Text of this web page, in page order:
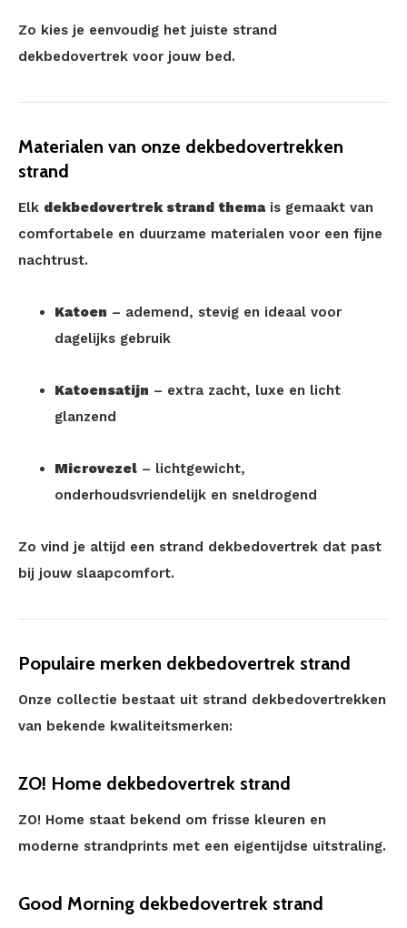
Zo kies je eenvoudig het juiste strand
dekbedovertrek voor jouw bed.
Materialen van onze dekbedovertrekken
strand
Elk dekbedovertrek strand themais gemaakt van
comfortabele en duurzame materialen voor een fijne
nachtrust.
Katoen – ademend, stevig en ideaal voor
dagelijks gebruik
Katoensatijn – extra zacht, luxe en licht
glanzend
Microvezel – lichtgewicht,
onderhoudsvriendelijk en sneldrogend
Zo vind je altijd een strand dekbedovertrek dat past
bij jouw slaapcomfort.
Populaire merken dekbedovertrek strand
Onze collectie bestaat uit strand dekbedovertrekken
van bekende kwaliteitsmerken:
ZO! Home dekbedovertrek strand
ZO! Home staat bekend om frisse kleuren en
moderne strandprints met een eigentijdse uitstraling.
Good Morning dekbedovertrek strand